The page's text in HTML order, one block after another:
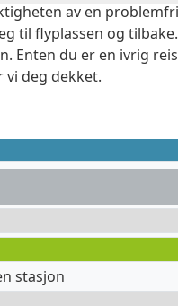
av en
til flyplassen og
Enten du er en ivrig
deg dekket.
stasjon